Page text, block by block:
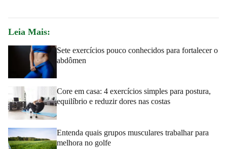
Leia Mais:
Sete exercícios pouco conhecidos para fortalecer o
abdômen
Core em casa: 4 exercícios simples para postura,
equilíbrio e reduzir dores nas costas
Entenda quais grupos musculares trabalhar para
melhora no golfe